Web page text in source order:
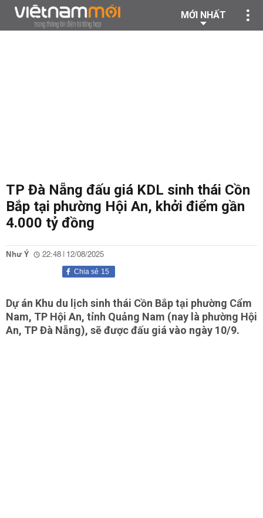
MỚI NHẤT
TP Đà Nẵng đấu giá KDL sinh thái Cồn
Bắp tại phường Hội An, khởi điểm gần
4.000 tỷ đồng
Như Ý 22:48 | 12/08/2025
15
Chia sẻ
Dự án Khu du lịch sinh thái Cồn Bắp tại phường Cẩm
Nam, TP Hội An, tỉnh Quảng Nam (nay là phường Hội
An, TP Đà Nẵng), sẽ được đấu giá vào ngày 10/9.